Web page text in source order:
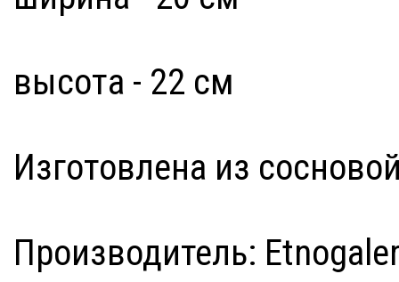
высота - 22 см
Изготовлена из
Производитель: